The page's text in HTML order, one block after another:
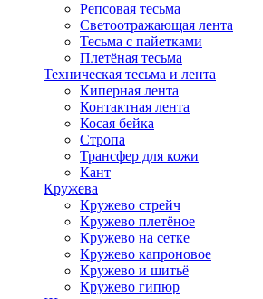
Репсовая тесьма
Светоотражающая лента
Тесьма с пайетками
Плетёная тесьма
Техническая тесьма и лента
Киперная лента
Контактная лента
Косая бейка
Стропа
Трансфер для кожи
Кант
Кружева
Кружево стрейч
Кружево плетёное
Кружево на сетке
Кружево капроновое
Кружево и шитьё
Кружево гипюр